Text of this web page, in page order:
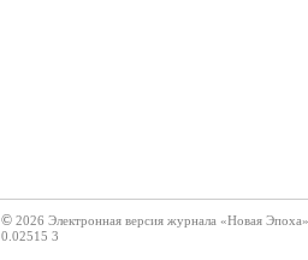
© 2026 Электронная версия журнала «Новая Эпоха»
0.02515 3